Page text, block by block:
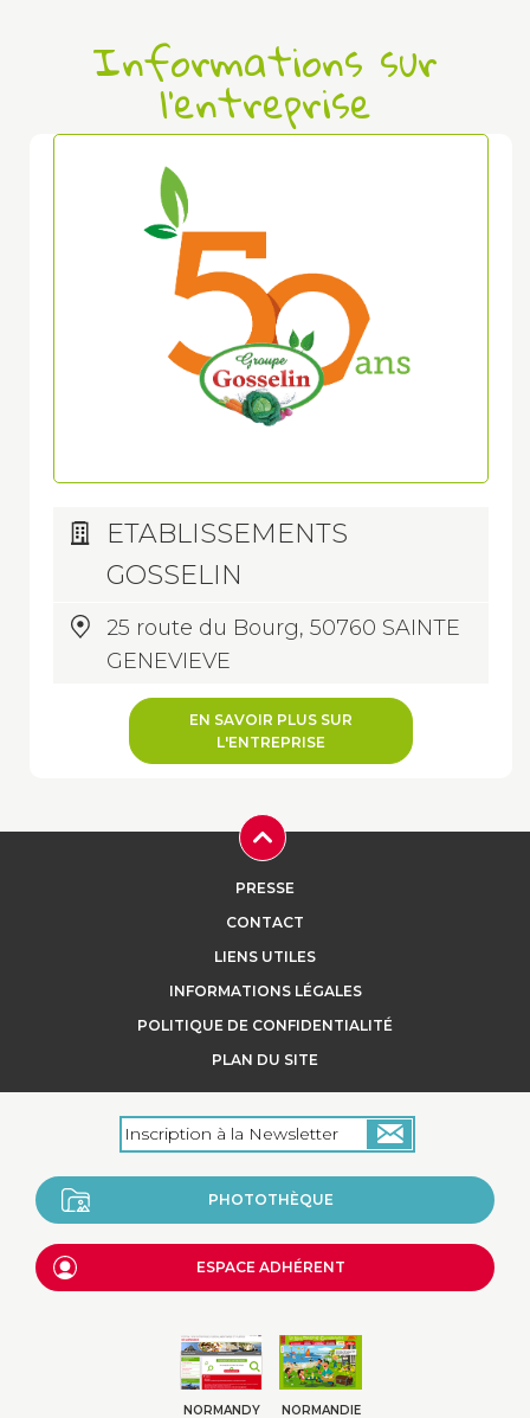
Informations sur
l'entreprise
ETABLISSEMENTS
GOSSELIN
25 route du Bourg, 50760 SAINTE
GENEVIEVE
EN SAVOIR PLUS SUR
L'ENTREPRISE
PRESSE
CONTACT
LIENS UTILES
INFORMATIONS LÉGALES
POLITIQUE DE CONFIDENTIALITÉ
PLAN DU SITE
PHOTOTHÈQUE
ESPACE ADHÉRENT
NORMANDY NORMANDIE